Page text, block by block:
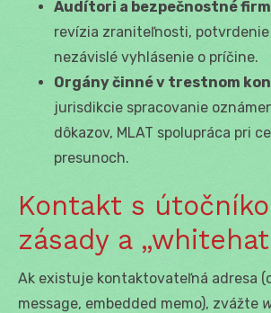
Audítori a bezpečnostné
revízia zraniteľnosti,
nezávislé vyhlásenie o príčine.
Orgány činné v trestnom
jurisdikcie spracovanie
dôkazov, MLAT spolupráca pri
presunoch.
Kontakt s
zásady a
Ak existuje kontaktovateľná adresa
message, embedded memo), zvážte